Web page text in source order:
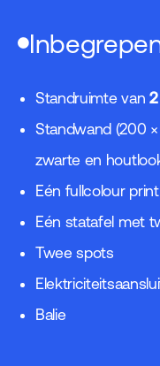
Standruimte van
Standwand (200
zwarte en
Eén fullcolour
Eén statafel met
Twee spots
Balie